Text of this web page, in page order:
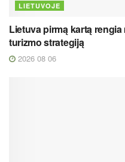
LIETUVOJE
Lietuva pirmą kartą
turizmo strategiją
2026 08 06